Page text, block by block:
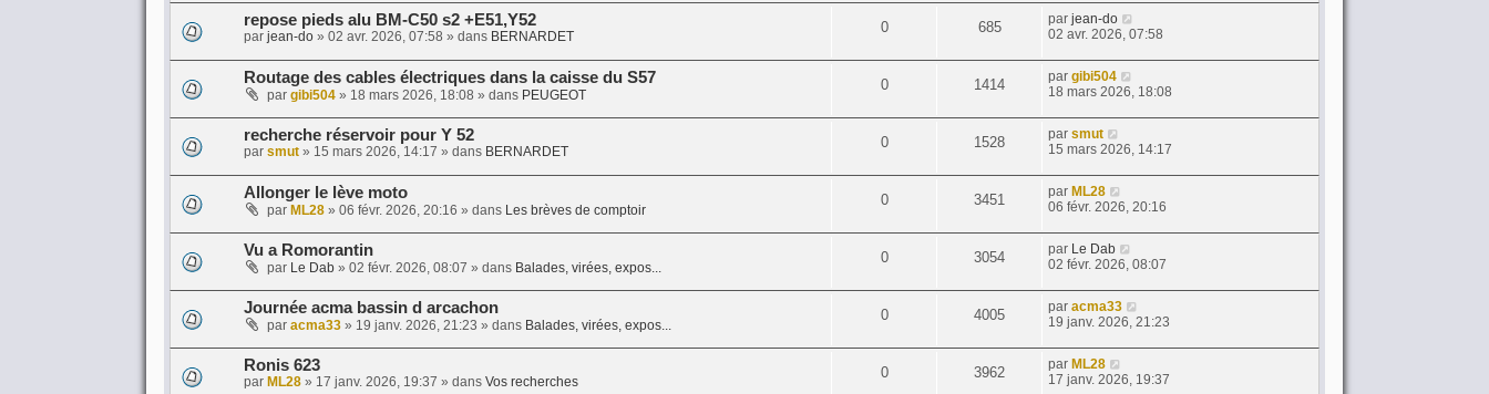
repose pieds alu BM-C50 s2 +E51,Y52
par jean-do» 02 avr. 2026, 07:58 » dans BERNARDET
0 685 parjean-do
02 avr. 2026, 07:58
Routage des cables électriques dans la caisse du S57
par gibi504» 18 mars 2026, 18:08 » dans PEUGEOT
0 1414 pargibi504
18 mars 2026, 18:08
recherche réservoir pour Y 52
par smut» 15 mars 2026, 14:17 » dans BERNARDET
0 1528 parsmut
15 mars 2026, 14:17
Allonger le lève moto
par ML28» 06 févr. 2026, 20:16 » dans Les brèves de comptoir
0 3451 par ML28
06 févr. 2026, 20:16
Vu a Romorantin
par Le Dab» 02 févr. 2026, 08:07 » dans Balades, virées, expos...
0 3054 par Le Dab
02 févr. 2026, 08:07
Journée acma bassin d arcachon
par acma33» 19 janv. 2026, 21:23 » dans Balades, virées, expos...
0 4005 paracma33
19 janv. 2026, 21:23
Ronis 623
par ML28» 17 janv. 2026, 19:37 » dans Vos recherches
0 3962 par ML28
17 janv. 2026, 19:37